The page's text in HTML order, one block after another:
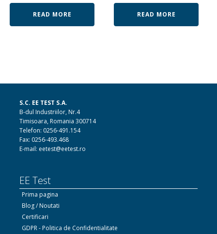
READ MORE READ MORE
S.C. EE TEST S.A.
B-dul Industriilor, Nr.4
Timisoara, Romania 300714
Telefon: 0256-491.154
Fax: 0256-493.468
E-mail: eetest@eetest.ro
EE Test
Prima pagina
Blog / Noutati
Certificari
GDPR - Politica de Confidentialitate